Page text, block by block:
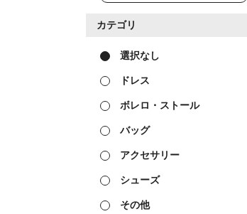
カテゴリ
選択なし
ドレス
ボレロ・ストール
バッグ
アクセサリー
シューズ
その他